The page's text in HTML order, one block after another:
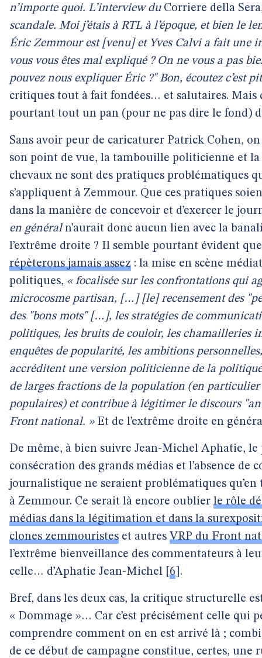
n’importe quoi. L’interview duCorriere della Sera
scandale. Moi j’étais à RTL à l’époque, et bien le
Éric Zemmour est [venu] et Yves Calvi a fait une
vous vous êtes mal expliqué ? On ne vous a pas
pouvez nous expliquer Éric ?" Bon, écoutez c’est
critiques tout à fait fondées… et salutaires. Mais
pourtant tout un pan (pour ne pas dire le fond)
Sans avoir peur de caricaturer Patrick Cohen,
son point de vue, la tambouille politicienne et la
chevaux ne sont des pratiques problématiques
s’appliquent à Zemmour. Que ces pratiques
dans la manière de concevoir et d’exercer le
en généraln’aurait donc aucun lien avec la
l’extrême droite ? Il semble pourtant évident
répèterons jamais assez : la mise en scène
politiques, « focalisée sur les confrontations qui
microcosme partisan, […] [le] recensement des
des "bons mots" […], les stratégies de
politiques, les bruits de couloir, les chamailleries
enquêtes de popularité, les ambitions
accréditent une version politicienne de la
de larges fractions de la population (en particulier
populaires) et contribue à légitimer le discours
Front national. »Et de l’extrême droite en
De même, à bien suivre Jean-Michel Aphatie, le
consécration des grands médias et l’absence de
journalistique ne seraient problématiques qu’en
à Zemmour. Ce serait là encore oublier le rôle
médias dans la légitimation et dans la
clones zemmouristes et autres VRP du Front
l’extrême bienveillance des commentateurs à
celle… d’Aphatie Jean-Michel 6 .
Bref, dans les deux cas, la critique structurelle
« Dommage »… Car c’est précisément celle qui
comprendre comment on en est arrivé là ;
de ce début de campagne constitue, certes, une